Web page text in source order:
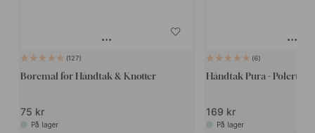
127
Boremal for Håndtak & Knotter
75 kr
På lager
6
Håndtak Pura - Polert
169 kr
På lager